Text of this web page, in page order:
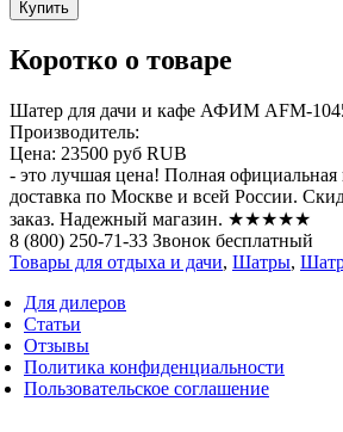
Коротко о товаре
Шатер для дачи и кафе АФИМ AFM-
Производитель:
Цена: 23500 руб RUB
- это лучшая цена! Полная официальная
доставка по Москве и всей России.
заказ. Надежный магазин. ★★★★★
8 (800) 250-71-33 Звонок бесплатный
Товары для отдыха и дачи, Шатры,
Для дилеров
Статьи
Отзывы
Политика конфиденциальности
Пользовательское соглашение